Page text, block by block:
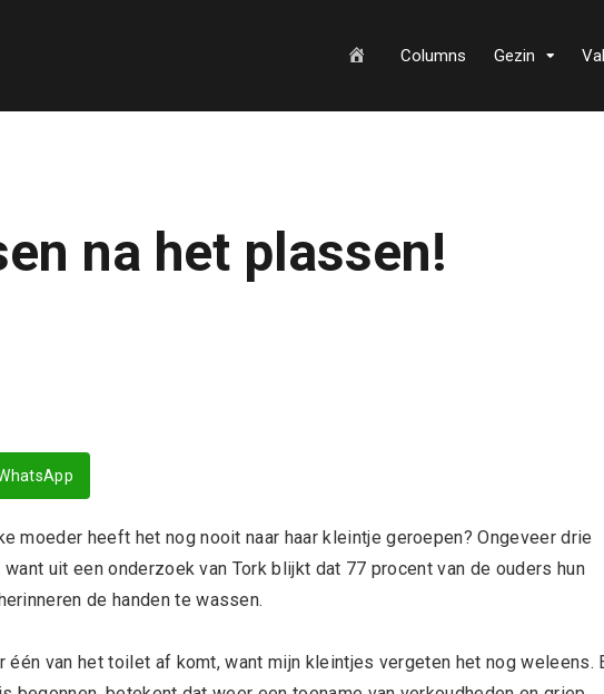
m
Columns Gezin
na het plassen!
moeder heeft het nog nooit naar haar kleintje geroepen? Ongeveer drie
uit een onderzoek van Tork blijkt dat 77 procent van de ouders hun
de handen te wassen.
van het toilet af komt, want mijn kleintjes vergeten het nog weleens.